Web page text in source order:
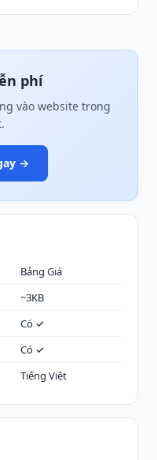
phí
vào website trong
→
Bảng Giá
~3KB
Có ✓
Có ✓
Tiếng Việt